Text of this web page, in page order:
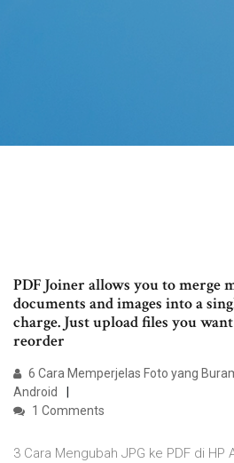
PDF Joiner allows you to merge
documents and images into a
charge. Just upload files you
reorder
6 Cara Memperjelas Foto yang
Android
1 Comments
3 Cara Mengubah JPG ke PDF di HP